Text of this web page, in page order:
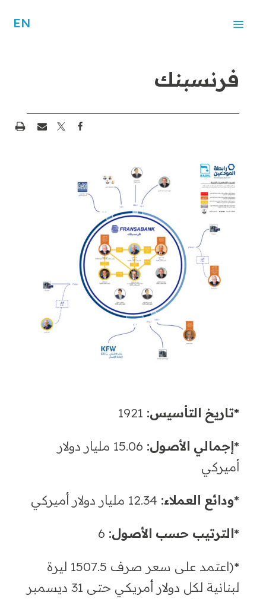
EN
فرنسبنك
*تاريخ التأسيس:1921
*إجمالي الأصول:15.06
مليار دولار
أميركي
*ودائع العملاء:
12.34 مليار دولار أميركي
*الترتيب حسب الأصول :
6
*(اعتمد على سعر صرف
1507.5 ليرة
لبنانيةلكل دولار أمريكي
حتى 31 ديسمبر